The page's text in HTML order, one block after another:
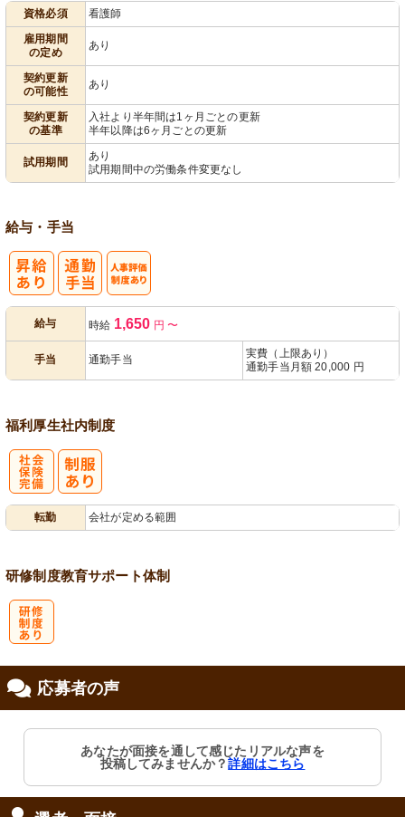
資格必須
看護師
雇用期間
の定め
あり
契約更新
の可能性
あり
契約更新
の基準
入社より半年間は1ヶ月ごとの更新
半年以降は6ヶ月ごとの更新
試用期間
あり
試用期間中の労働条件変更なし
給与・手当
給与 時給 1,650 円 〜
手当 通勤手当
実費（上限あり）
通勤手当月額 20,000 円
福利厚生社内制度
転勤 会社が定める範囲
研修制度教育サポート体制
応募者の声
あなたが面接を通して感じたリアルな声を
投稿してみませんか？詳細はこちら